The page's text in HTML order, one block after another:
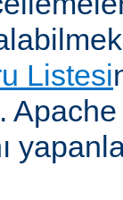
Listesi
Apache